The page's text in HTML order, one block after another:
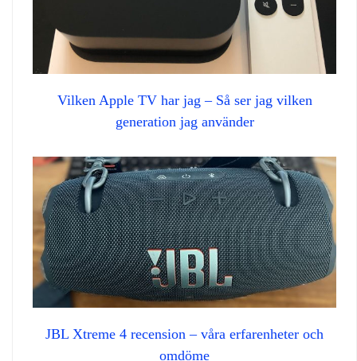
Vilken Apple TV har jag – Så ser jag vilken
generation jag använder
JBL Xtreme 4 recension – våra erfarenheter och
omdöme